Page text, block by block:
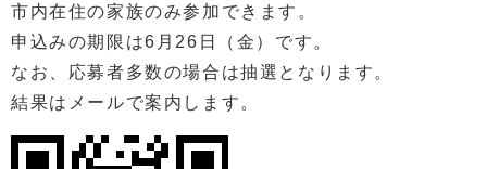
市内在住の家族のみ参加できます。
申込みの期限は6月26日（金）です。
なお、応募者多数の場合は抽選となります。
結果はメールで案内します。